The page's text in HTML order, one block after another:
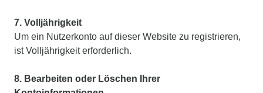
7. Volljährigkeit
Um ein Nutzerkonto auf dieser Website zu registrieren,
ist Volljährigkeit erforderlich.
8. Bearbeiten oder Löschen Ihrer